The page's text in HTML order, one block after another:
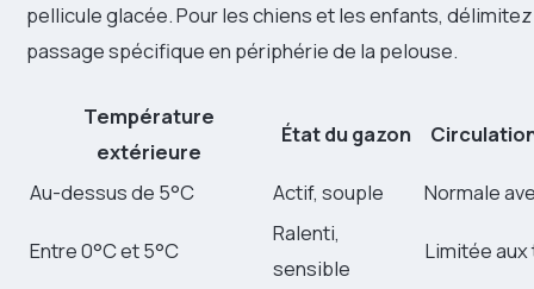
pellicule glacée. Pour les chiens et les enfants,
passage spécifique en périphérie de la pelouse.
Température
extérieure
État du gazon
Au-dessus de 5°C Actif, souple Normale
Entre 0°C et 5°C
Ralenti,
sensible
Limitée